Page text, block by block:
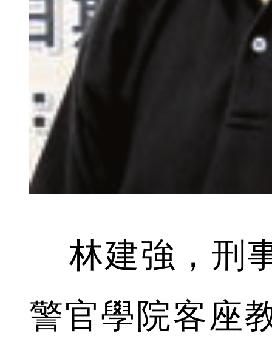
林建強，刑
警官學院客座